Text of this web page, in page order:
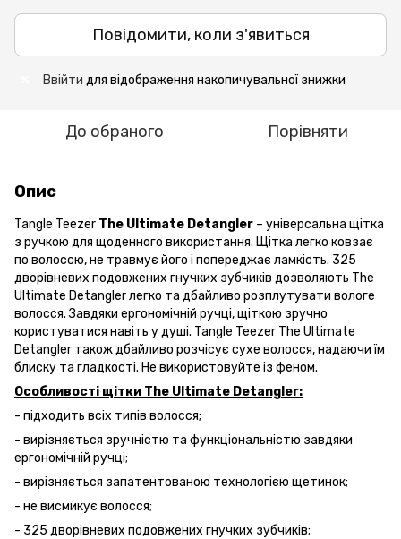
Повідомити, коли з'явиться
Ввійти для відображення накопичувальної знижки
До обраного Порівняти
Опис
Tangle Teezer The Ultimate Detangler – універсальна щітка
з ручкою для щоденного використання. Щітка легко ковзає
по волоссю, не травмує його і попереджає ламкість. 325
дворівневих подовжених гнучких зубчиків дозволяють The
Ultimate Detangler легко та дбайливо розплутувати вологе
волосся. Завдяки ергономічній ручці, щіткою зручно
користуватися навіть у душі. Tangle Teezer The Ultimate
Detangler також дбайливо розчісує сухе волосся, надаючи їм
блиску та гладкості. Не використовуйте із феном.
Особливості щітки The Ultimate Detangler:
- підходить всіх типів волосся;
- вирізняється зручністю та функціональністю завдяки
ергономічній ручці;
- вирізняється запатентованою технологією щетинок;
- не висмикує волосся;
- 325 дворівневих подовжених гнучких зубчиків;